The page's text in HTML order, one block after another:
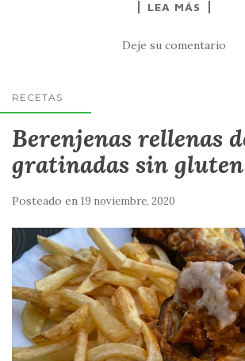
LEA MÁS
Deje su comentario
RECETAS
Berenjenas rellenas
gratinadas sin gluten
Posteado en 19 noviembre, 2020